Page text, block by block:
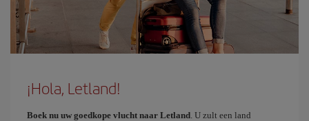
¡Hola, Letland!
Boek nu uw goedkope vlucht naar Letland . U zult een land